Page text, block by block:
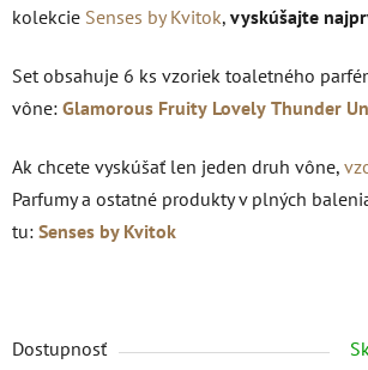
kolekcie Senses by Kvitok, vyskúšajte
Set obsahuje 6 ks vzoriek toaletného
vône: Glamorous Fruity Lovely Thunder
Ak chcete vyskúšať len jeden druh vône,
Parfumy a ostatné produkty v plných
tu: Senses by Kvitok
Dostupnosť